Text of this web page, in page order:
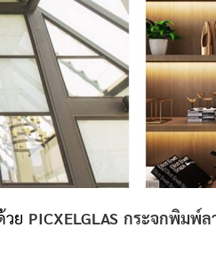
วย PICXELGLAS กระจกพิมพ์ล